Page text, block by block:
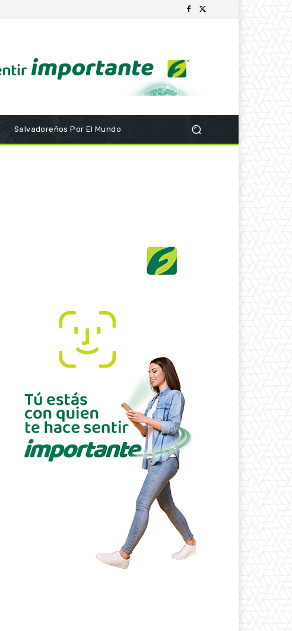
Salvadoreños Por El Mundo